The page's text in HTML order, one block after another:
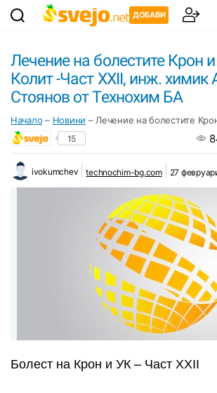
ДОБАВИ
Лечение на болестите Крон
Колит -Част ХХІІ, инж. химик
Стоянов от Технохим БА
Начало – Новини – Лечение на болестите
15
ivokumchev technochim-bg.com 27
Болест на Крон и УК – Част ХХІІ